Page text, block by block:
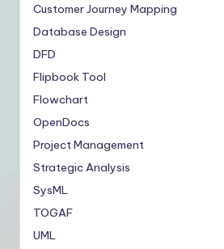
Customer Journey Mapping
Database Design
DFD
Flipbook Tool
Flowchart
OpenDocs
Project Management
Strategic Analysis
SysML
TOGAF
UML